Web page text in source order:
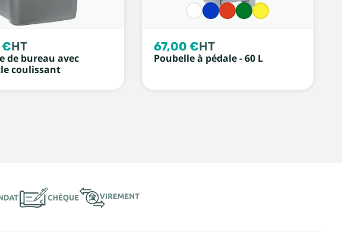
€HT
de bureau avec
coulissant
67,00 €HT
Poubelle à pédale - 60 L